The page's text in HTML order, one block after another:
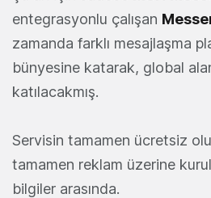
entegrasyonlu çalışan
zamanda farklı mesajlaşma
bünyesine katarak, global
katılacakmış.
Servisin tamamen ücretsiz
tamamen reklam üzerine
bilgiler arasında.